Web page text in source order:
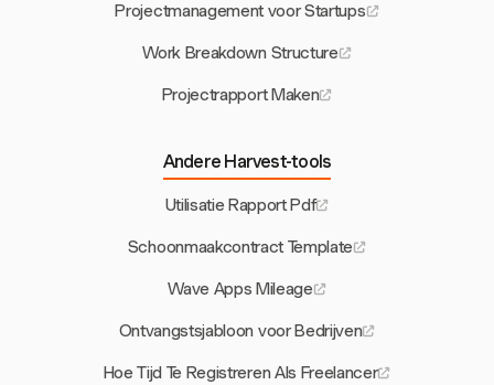
Projectmanagement voor Startups
Work Breakdown Structure
Projectrapport Maken
Andere Harvest-tools
Utilisatie Rapport Pdf
Schoonmaakcontract Template
Wave Apps Mileage
Ontvangstsjabloon voor Bedrijven
Hoe Tijd Te Registreren Als Freelancer